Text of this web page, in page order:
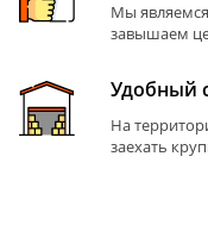
Мы
завышаем
Удобный
На
заехать